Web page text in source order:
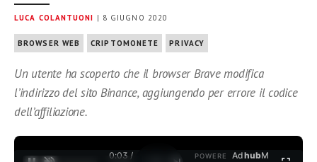
LUCA COLANTUONI | 8 GIUGNO 2020
BROWSER WEB CRIPTOMONETE PRIVACY
Un utente ha scoperto che il browser Brave modifica
l’indirizzo del sito Binance, aggiungendo per errore il codice
dell’affiliazione.
0:04 /
POWERE
AdhubM